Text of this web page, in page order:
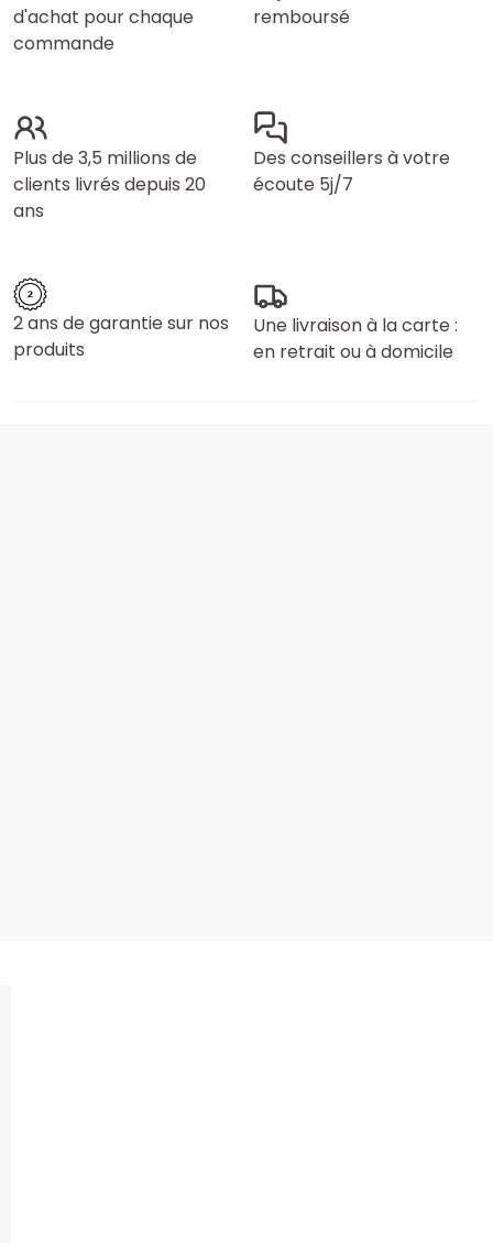
d'achat pour chaque
commande
remboursé
Plus de 3,5 millions de
clients livrés depuis 20
ans
Des conseillers à votre
écoute 5j/7
2 ans de garantie sur nos
produits
Une livraison à la carte :
en retrait ou à domicile